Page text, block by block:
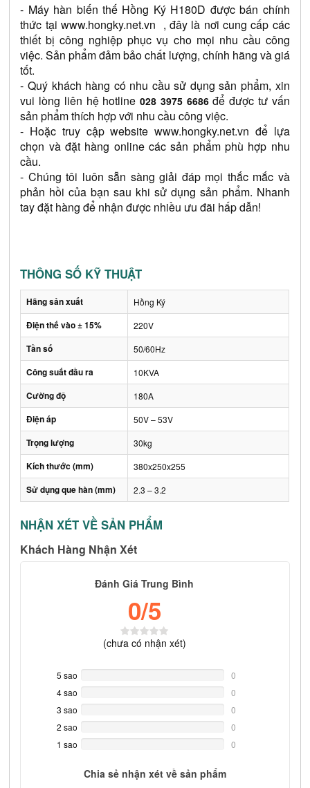
- Máy hàn biến thế Hồng Ký H180D được bán chính
thức tại www.hongky.net.vn , đây là nơi cung cấp các
thiết bị công nghiệp phục vụ cho mọi nhu cầu công
việc. Sản phẩm đảm bảo chất lượng, chính hãng và giá
tốt.
- Quý khách hàng có nhu cầu sử dụng sản phẩm, xin
vui lòng liên hệ hotline 028 3975 6686 để được tư vấn
sản phẩm thích hợp với nhu cầu công việc.
- Hoặc truy cập website www.hongky.net.vn để lựa
chọn và đặt hàng online các sản phẩm phù hợp nhu
cầu.
- Chúng tôi luôn sẵn sàng giải đáp mọi thắc mắc và
phản hồi của bạn sau khi sử dụng sản phẩm. Nhanh
tay đặt hàng để nhận được nhiều ưu đãi hấp dẫn!
THÔNG SỐ KỸ THUẬT
Hãng sản xuất Hồng Ký
Điện thế vào ± 15% 220V
Tần số 50/60Hz
Công suất đầu ra 10KVA
Cường độ 180A
Điện áp 50V – 53V
Trọng lượng 30kg
Kích thước (mm) 380x250x255
Sử dụng que hàn (mm) 2.3 – 3.2
NHẬN XÉT VỀ SẢN PHẨM
Khách Hàng Nhận Xét
Đánh Giá Trung Bình
0/5
(chưa có nhận xét)
5 sao
Complete
0
4 sao
Complete
0
3 sao
Complete
0
2 sao
Complete
0
1 sao
0
Chia sẻ nhận xét về sản phẩm